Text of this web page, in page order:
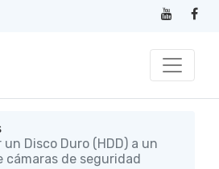
Disco Duro (HDD) a un
cámaras de seguridad